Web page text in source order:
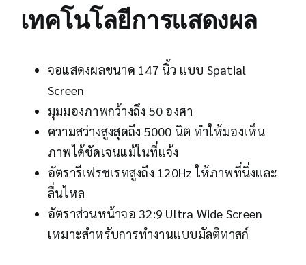
เทคโนโลยีการแสดงผล
จอแสดงผลขนาด 147 นิ้ว แบบ Spatial
Screen
มุมมองภาพกว้างถึง 50 องศา
ความสว่างสูงสุดถึง 5000 นิต ทำให้มองเห็น
ภาพได้ชัดเจนแม้ในที่แจ้ง
อัตรารีเฟรชเรทสูงถึง 120Hz ให้ภาพที่นิ่งและ
ลื่นไหล
อัตราส่วนหน้าจอ 32:9 Ultra Wide Screen
เหมาะสำหรับการทำงานแบบมัลติทาสก์